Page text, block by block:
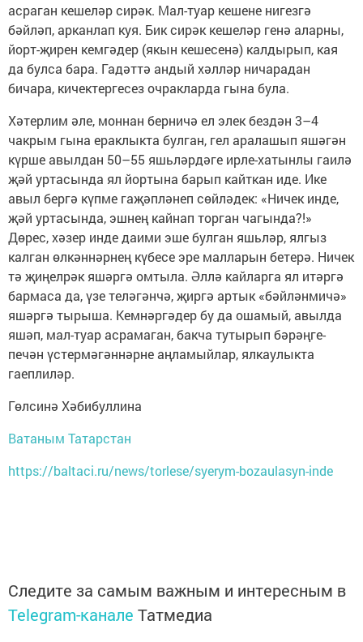
асраган кешеләр сирәк. Мал-туар кешене нигезгә
бәйләп, арканлап куя. Бик сирәк кешеләр генә аларны,
йорт-җирен кемгәдер (якын кешесенә) калдырып, кая
да булса бара. Гадәттә андый хәлләр ничарадан
бичара, кичектергесез очракларда гына була.
Хәтерлим әле, моннан берничә ел элек бездән 3–4
чакрым гына ераклыкта булган, гел аралашып яшәгән
күрше авылдан 50–55 яшьләрдәге ирле-хатынлы гаилә
җәй уртасында ял йортына барып кайткан иде. Ике
авыл бергә күпме гаҗәпләнеп сөйләдек: «Ничек инде,
җәй уртасында, эшнең кайнап торган чагында?!»
Дөрес, хәзер инде даими эше булган яшьләр, ялгыз
калган өлкәннәрнең күбесе эре малларын бетерә. Ничек
тә җиңелрәк яшәргә омтыла. Әллә кайларга ял итәргә
бармаса да, үзе теләгәнчә, җиргә артык «бәйләнмичә»
яшәргә тырыша. Кемнәргәдер бу да ошамый, авылда
яшәп, мал-туар асрамаган, бакча тутырып бәрәңге-
печән үстермәгәннәрне аңламыйлар, ялкаулыкта
гаеплиләр.
Гөлсинә Хәбибуллина
Ватаным Татарстан
https://baltaci.ru/news/torlese/syerym-bozaulasyn-inde
Следите за самым важным и интересным в
Telegram-канале Татмедиа